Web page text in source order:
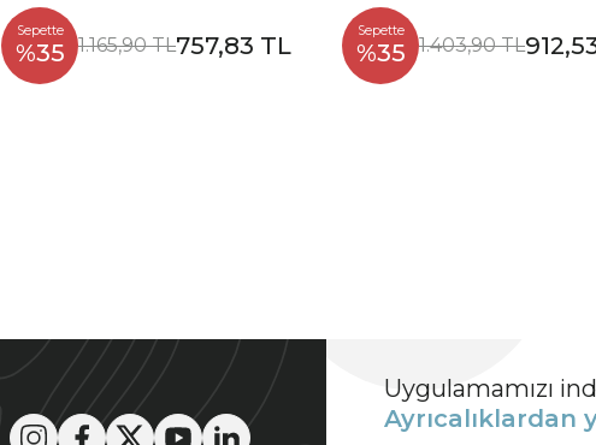
Sepette
%35 1.165,90 TL757,83 TL
Sepette
%35 1.403,90 TL
Uygulamamızı
Ayrıcalıklardan